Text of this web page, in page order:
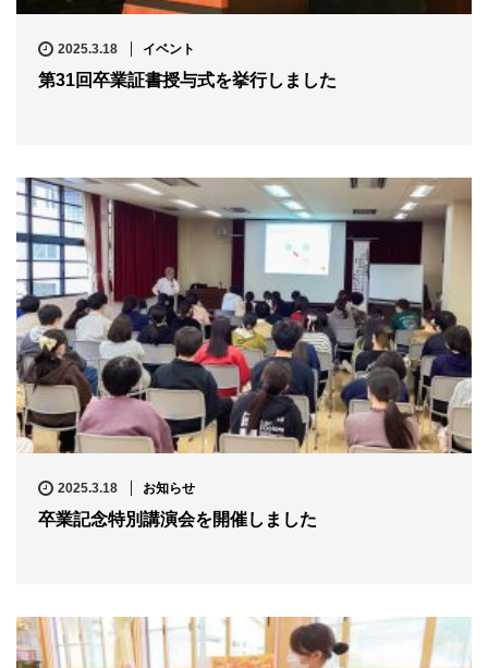
2025.3.18 イベント
第31回卒業証書授与式を挙行しました
2025.3.18 お知らせ
卒業記念特別講演会を開催しました